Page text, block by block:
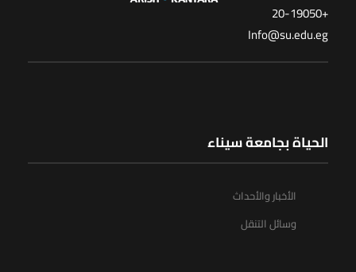
+20-19050
Info@su.edu.eg
الحياة بجامعة سيناء
الأخبار والأحداث
وسائل التنقل